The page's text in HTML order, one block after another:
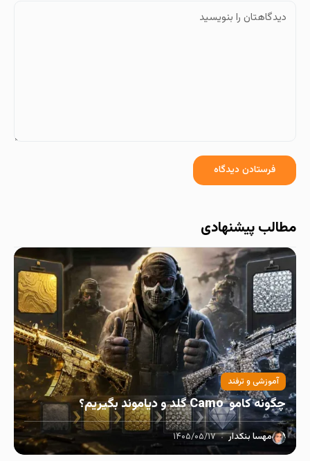
مطالب پیشنهادی
آموزشی و ترفند
چگونه کامو Camo گلد و دیاموند بگیریم؟
مهسا بنکدار ۱۴۰۵/۰۵/۱۷